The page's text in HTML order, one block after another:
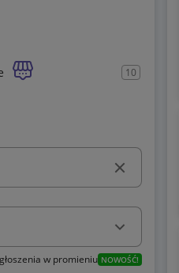
10
w promieniu NOWOŚĆ!